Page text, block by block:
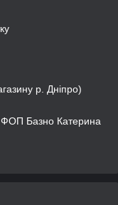
р. Дніпро)
Базно Катерина